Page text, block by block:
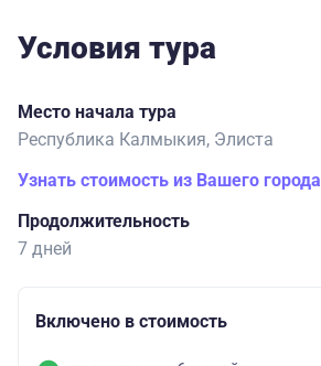
Условия тура
Место начала тура
Республика Калмыкия, Элиста
Узнать стоимость из Вашего города
Продолжительность
7 дней
Включено в стоимость